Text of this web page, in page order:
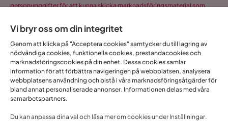
personuppgifter för att kunna skicka marknadsföringsmaterial som
Ja, tack! Jag vill även skapa ett konto till Mina
sidor.
Allt detta och mycket mer:
•Dina köp samlade på ett ställe
•Personliga erbjudanden online & i butik
•Kostnadsfritt och helt digitalt
Vi bryr oss om din integritet
Genom att klicka på "Acceptera cookies" samtycker du till lagring av
nödvändiga cookies, funktionella cookies, prestandacookies och
marknadsföringscookies på din enhet. Dessa cookies samlar
information för att förbättra navigeringen på webbplatsen, analysera
webbplatsens användning och bistå i våra marknadsföringsåtgärder för
bland annat personaliserade annonser. Informationen delas med våra
samarbetspartners.
Du kan anpassa dina val och läsa mer om cookies under Inställningar.